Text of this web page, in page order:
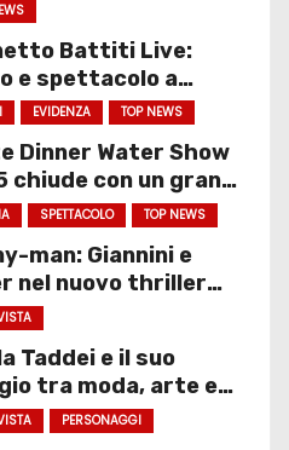
Battiti Live:
e spettacolo a
EVIDENZA TOP NEWS
Dinner Water Show
chiude con un gran
SPETTACOLO TOP NEWS
man: Giannini e
nel nuovo thriller
Taddei e il suo
tra moda, arte e
PERSONAGGI